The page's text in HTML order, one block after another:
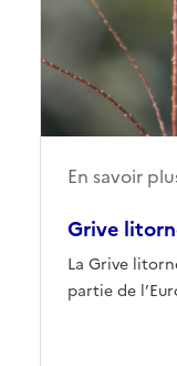
Grive
La Grive
partie de
En savoir